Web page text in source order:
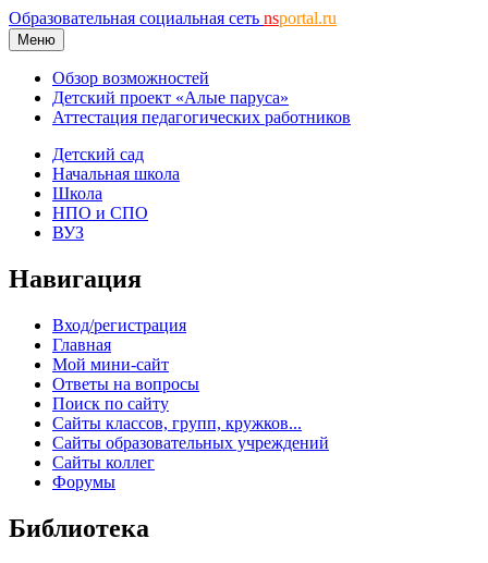
Образовательная социальная сеть nsportal.ru
Меню
Обзор возможностей
Детский проект «Алые паруса»
Аттестация педагогических работников
Детский сад
Начальная школа
Школа
НПО и СПО
ВУЗ
Навигация
Вход/регистрация
Главная
Мой мини-сайт
Ответы на вопросы
Поиск по сайту
Сайты классов, групп, кружков...
Сайты образовательных учреждений
Сайты коллег
Форумы
Библиотека